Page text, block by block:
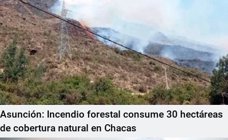
Asunción: Incendio forestal consume 30 hectáreas
de cobertura natural en Chacas